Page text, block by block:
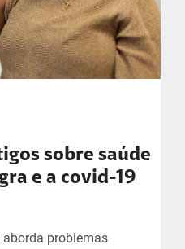
sobre saúde
e a covid-19
problemas